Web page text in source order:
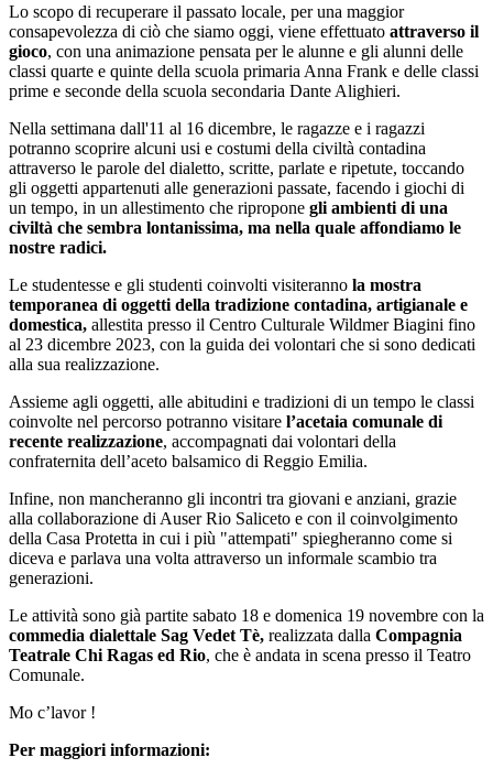
Lo scopo di recuperare il passato locale, per una maggior
consapevolezza di ciò che siamo oggi, viene effettuato attraverso il
gioco, con una animazione pensata per le alunne e gli alunni delle
classi quarte e quinte della scuola primaria Anna Frank e delle classi
prime e seconde della scuola secondaria Dante Alighieri.
Nella settimana dall'11 al 16 dicembre, le ragazze e i ragazzi
potranno scoprire alcuni usi e costumi della civiltà contadina
attraverso le parole del dialetto, scritte, parlate e ripetute, toccando
gli oggetti appartenuti alle generazioni passate, facendo i giochi di
un tempo, in un allestimento che ripropone gli ambienti di una
civiltà che sembra lontanissima, ma nella quale affondiamo le
nostre radici.
Le studentesse e gli studenti coinvolti visiteranno la mostra
temporanea di oggetti della tradizione contadina, artigianale e
domestica, allestita presso il Centro Culturale Wildmer Biagini fino
al 23 dicembre 2023, con la guida dei volontari che si sono dedicati
alla sua realizzazione.
Assieme agli oggetti, alle abitudini e tradizioni di un tempo le classi
coinvolte nel percorso potranno visitare l’acetaia comunale di
recente realizzazione, accompagnati dai volontari della
confraternita dell’aceto balsamico di Reggio Emilia.
Infine, non mancheranno gli incontri tra giovani e anziani, grazie
alla collaborazione di Auser Rio Saliceto e con il coinvolgimento
della Casa Protetta in cui i più "attempati" spiegheranno come si
diceva e parlava una volta attraverso un informale scambio tra
generazioni.
Le attività sono già partite sabato 18 e domenica 19 novembre con la
commedia dialettale Sag Vedet Tè, realizzata dalla Compagnia
Teatrale Chi Ragas ed Rio, che è andata in scena presso il Teatro
Comunale.
Mo c’lavor !
Per maggiori informazioni: